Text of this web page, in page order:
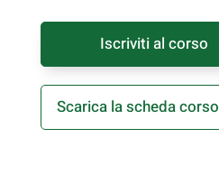
Iscriviti al corso
Scarica la scheda corso